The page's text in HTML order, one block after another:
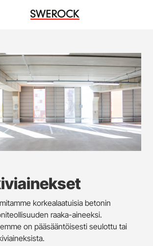
korkealaatuisia betonin
raaka-aineeksi.
on pääsääntöisesti seulottu tai